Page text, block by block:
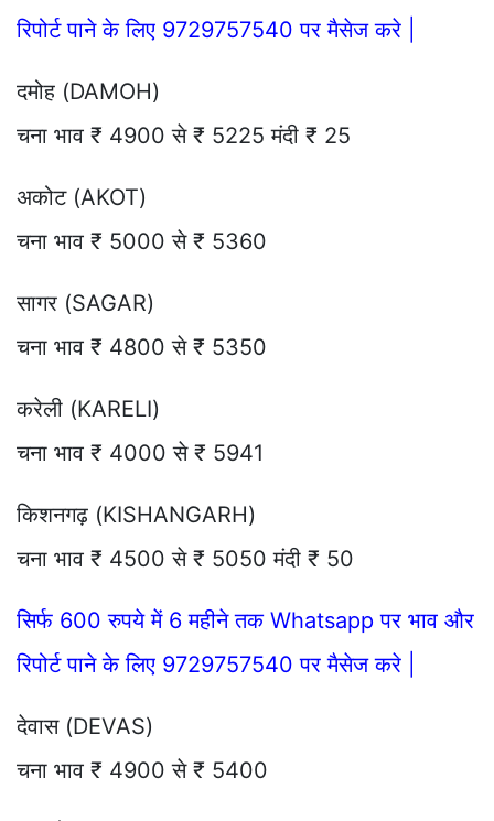
रिपोर्ट पाने के लिए 9729757540 पर मैसेज करे |
दमोह (DAMOH)
चना भाव ₹ 4900 से ₹ 5225 मंदी ₹ 25
अकोट (AKOT)
चना भाव ₹ 5000 से ₹ 5360
सागर (SAGAR)
चना भाव ₹ 4800 से ₹ 5350
करेली (KARELI)
चना भाव ₹ 4000 से ₹ 5941
किशनगढ़ (KISHANGARH)
चना भाव ₹ 4500 से ₹ 5050 मंदी ₹ 50
सिर्फ 600 रुपये में 6 महीने तक Whatsapp पर भाव और
रिपोर्ट पाने के लिए 9729757540 पर मैसेज करे |
देवास (DEVAS)
चना भाव ₹ 4900 से ₹ 5400